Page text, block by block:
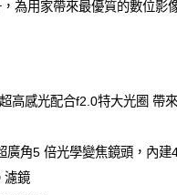
為用家帶來最優質的數位影
高感光配合f2.0特大光圈 帶
廣角5 倍光學變焦鏡頭，內建
濾鏡